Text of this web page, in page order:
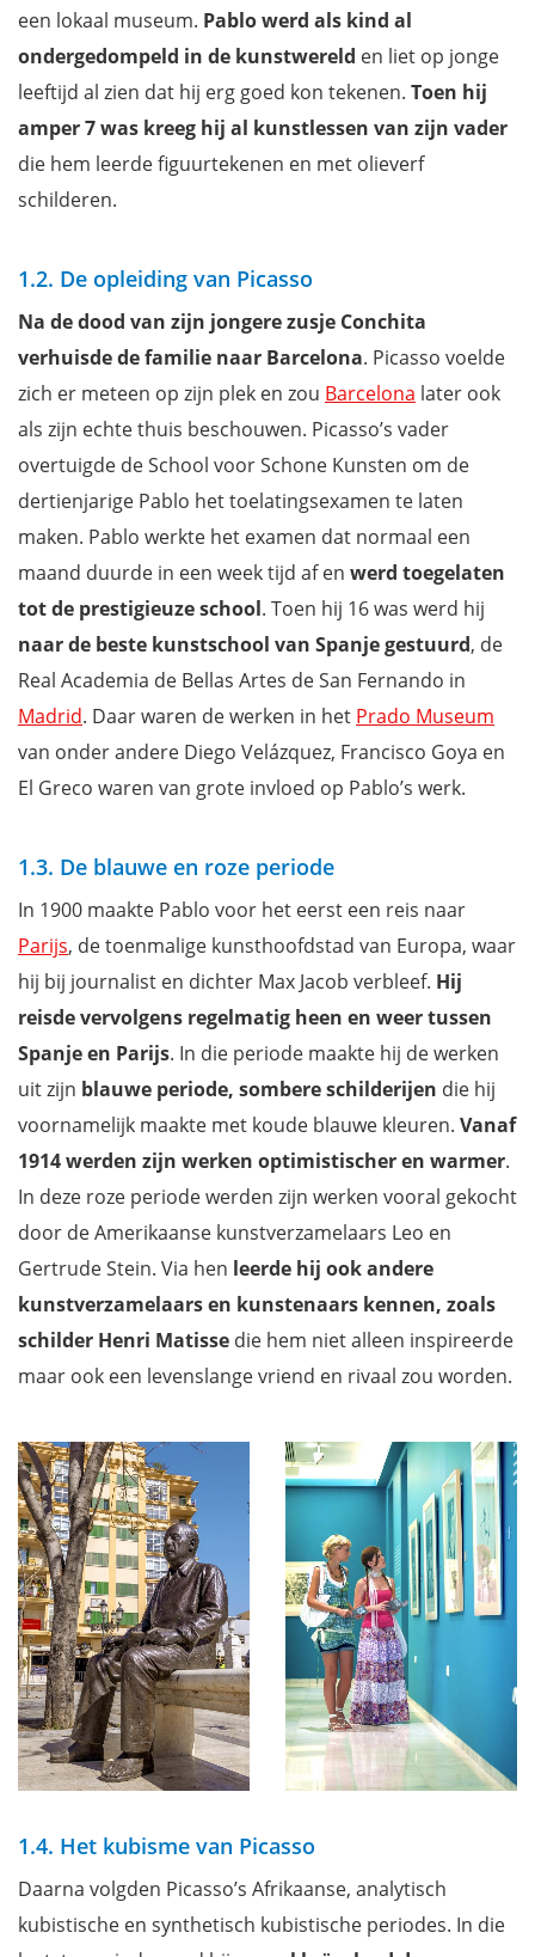
een lokaal museum. Pablo werd als kind al
ondergedompeld in de kunstwereld en liet op jonge
leeftijd al zien dat hij erg goed kon tekenen. Toen hij
amper 7 was kreeg hij al kunstlessen van zijn vader
die hem leerde figuurtekenen en met olieverf
schilderen.
1.2. De opleiding van Picasso
Na de dood van zijn jongere zusje Conchita
verhuisde de familie naar Barcelona. Picasso voelde
zich er meteen op zijn plek en zou Barcelona later ook
als zijn echte thuis beschouwen. Picasso’s vader
overtuigde de School voor Schone Kunsten om de
dertienjarige Pablo het toelatingsexamen te laten
maken. Pablo werkte het examen dat normaal een
maand duurde in een week tijd af en werd toegelaten
tot de prestigieuze school. Toen hij 16 was werd hij
naar de beste kunstschool van Spanje gestuurd, de
Real Academia de Bellas Artes de San Fernando in
Madrid. Daar waren de werken in het Prado Museum
van onder andere Diego Velázquez, Francisco Goya en
El Greco waren van grote invloed op Pablo’s werk.
1.3. De blauwe en roze periode
In 1900 maakte Pablo voor het eerst een reis naar
Parijs, de toenmalige kunsthoofdstad van Europa, waar
hij bij journalist en dichter Max Jacob verbleef. Hij
reisde vervolgens regelmatig heen en weer tussen
Spanje en Parijs. In die periode maakte hij de werken
uit zijn blauwe periode, sombere schilderijen die hij
voornamelijk maakte met koude blauwe kleuren. Vanaf
1914 werden zijn werken optimistischer en warmer.
In deze roze periode werden zijn werken vooral gekocht
door de Amerikaanse kunstverzamelaars Leo en
Gertrude Stein. Via hen leerde hij ook andere
kunstverzamelaars en kunstenaars kennen, zoals
schilder Henri Matisse die hem niet alleen inspireerde
maar ook een levenslange vriend en rivaal zou worden.
1.4. Het kubisme van Picasso
Daarna volgden Picasso’s Afrikaanse, analytisch
kubistische en synthetisch kubistische periodes. In die